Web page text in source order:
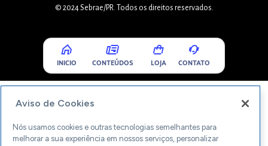
© 2024 Sebrae/PR. Todos os direitos reservados.
INICIO CONTEÚDOS LOJA CONTATO
Aviso de Cookies
Nós usamos cookies e outras tecnologias semelhantes para
melhorar a sua experiência em nossos serviços, personalizar